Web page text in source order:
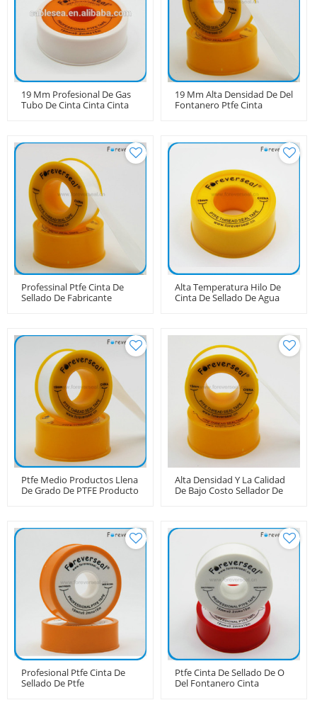
19 Mm Profesional De Gas
Tubo De Cinta Cinta Cinta
19 Mm Alta Densidad De Del
Fontanero Ptfe Cinta
Professinal Ptfe Cinta De
Sellado De Fabricante
Alta Temperatura Hilo De
Cinta De Sellado De Agua
Ptfe Medio Productos Llena
De Grado De PTFE Producto
Alta Densidad Y La Calidad
De Bajo Costo Sellador De
Profesional Ptfe Cinta De
Sellado De Ptfe
Ptfe Cinta De Sellado De O
Del Fontanero Cinta